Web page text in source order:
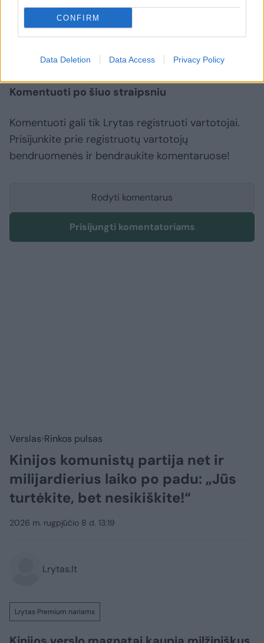
CONFIRM
Data Deletion Data Access Privacy Policy
Rodyti daugiau žymių
Komentuoti po šiuo straipsniu
Komentuoti gali tik Lrytas registruoti vartotojai.
Prisijunkite prie registruotų vartotojų
bendruomenės ir bendraukite komentaruose!
Rodyti komentarus
Prisijungti komentatoriams
Verslas Rinkos pulsas
Kinijos komunistų partija net ir
milijardierius laiko po padu: „Jūs
turtėkite, bet nesikiškite!“
2026 m. rugpjūčio 8 d. 13:19
Lrytas.lt
Lrytas Premium nariams